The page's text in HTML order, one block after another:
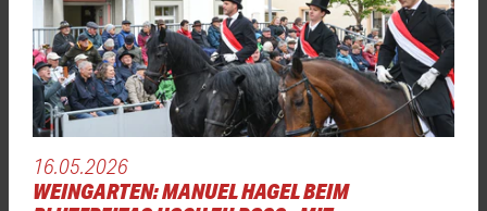
16.05.2026
WEINGARTEN: MANUEL HAGEL BEIM